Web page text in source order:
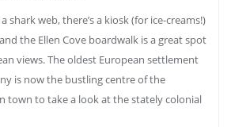
shark web, there’s a kiosk (for ice-creams!)
the Ellen Cove boardwalk is a great spot
views. The oldest European settlement
is now the bustling centre of the
town to take a look at the stately colonial